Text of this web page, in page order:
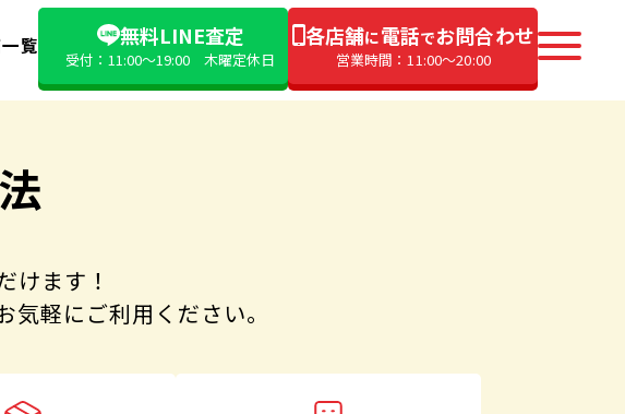
覧 無料LINE査定
受付：11:00〜19:00 木曜定休日
各店舗に電話でお問合わせ
営業時間：11:00〜20:00
けます！
気軽にご利用ください。